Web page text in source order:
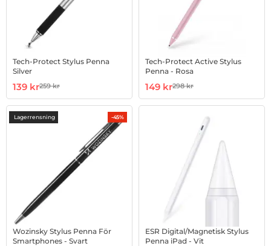
Tech-Protect Stylus Penna
Silver
Art. nr 1002836976
rea pris
139 krtidigare pris
259 kr
Tech-Protect Active Stylus
Penna - Rosa
Art. nr 1002871646
rea pris
149 krtidigare pris
298 kr
Lagerrensning -45%
Wozinsky Stylus Penna För
Smartphones - Svart
ESR Digital/Magnetisk Stylus
Penna iPad - Vit